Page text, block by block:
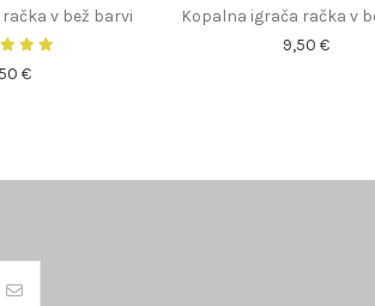
v bež barvi
€
Kopalna igrača račka v
9,50 €